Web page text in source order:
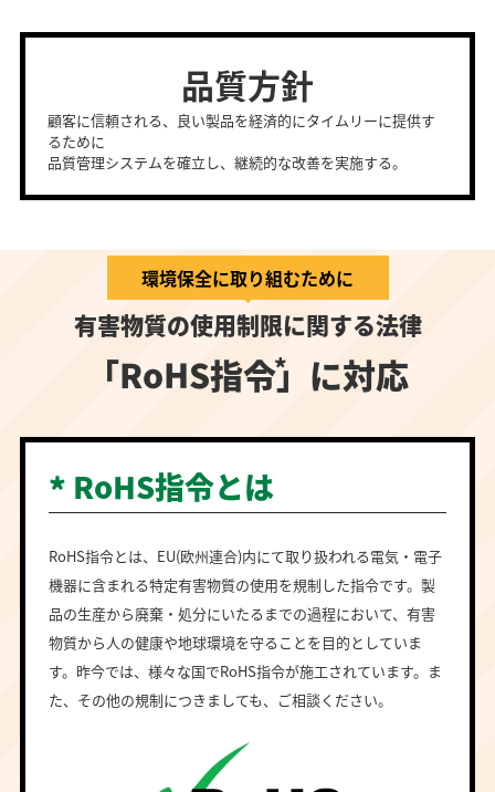
品質方針
顧客に信頼される、良い製品を経済的にタイムリーに提供す
るために
品質管理システムを確立し、継続的な改善を実施する。
環境保全に取り組むために
有害物質の使用制限に関する法律
「RoHS指令」に対応
RoHS指令とは
RoHS指令とは、EU(欧州連合)内にて取り扱われる電気・電子
機器に含まれる特定有害物質の使用を規制した指令です。製
品の生産から廃棄・処分にいたるまでの過程において、有害
物質から人の健康や地球環境を守ることを目的としていま
す。昨今では、様々な国でRoHS指令が施工されています。ま
た、その他の規制につきましても、ご相談ください。